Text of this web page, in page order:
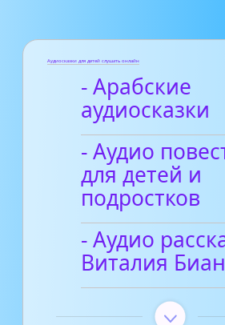
Аудиосказки для детей слушать онлайн
- Арабские
аудиосказки
- Аудио
для детей и
подростков
- Аудио
Виталия